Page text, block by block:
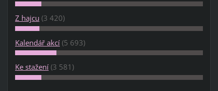
Z hajcu (3 420)
Kalendář akcí (5 693)
Ke stažení (3 581)